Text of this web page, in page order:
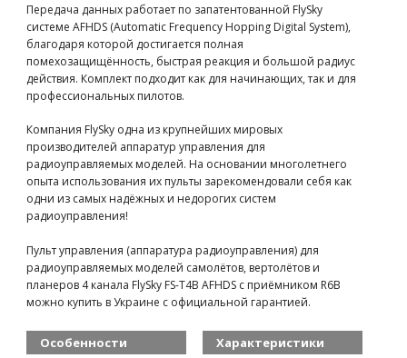
Передача данных работает по запатентованной FlySky
системе AFHDS (Automatic Frequency Hopping Digital System),
благодаря которой достигается полная
помехозащищённость, быстрая реакция и большой радиус
действия. Комплект подходит как для начинающих, так и для
профессиональных пилотов.
Компания FlySky одна из крупнейших мировых
производителей аппаратур управления для
радиоуправляемых моделей. На основании многолетнего
опыта использования их пульты зарекомендовали себя как
одни из самых надёжных и недорогих систем
радиоуправления!
Пульт управления (аппаратура радиоуправления) для
радиоуправляемых моделей самолётов, вертолётов и
планеров 4 канала FlySky FS-T4B AFHDS с приёмником R6B
можно купить в Украине с официальной гарантией.
Особенности Характеристики